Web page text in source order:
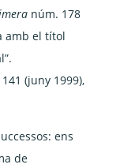
núm. 178
amb el títol
(juny 1999),
ens
de